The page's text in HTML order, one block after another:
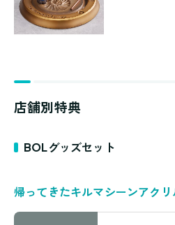
店舗別特典
BOLグッズセット
帰ってきたキルマシーンアク